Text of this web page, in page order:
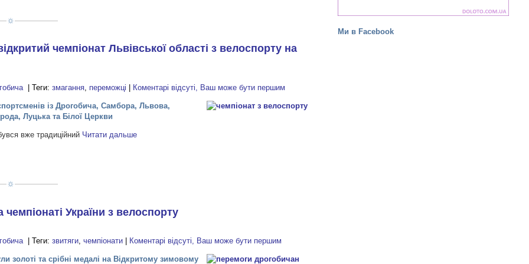
Ми в Facebook
чемпіонат Львівської області з велоспорту на
| Теги:змагання, переможці Коментарі відсуті, Ваш може бути першим
із Дрогобича, Самбора, Львова,
Луцька та Білої Церкви
вже традиційний Читати дальше
України з велоспорту
| Теги:звитяги ,чемпіонати | Коментарі відсуті, Ваш може бути першим
золоті та срібні медалі на Відкритому зимовому